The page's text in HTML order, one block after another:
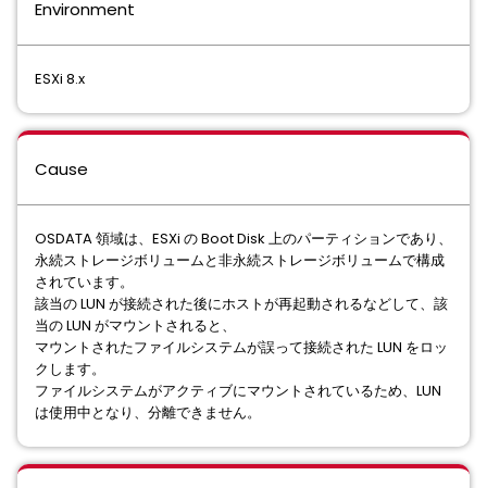
Environment
ESXi 8.x
Cause
OSDATA 領域は、ESXi の Boot Disk 上のパーティションであり、
永続ストレージボリュームと非永続ストレージボリュームで構成
されています。
該当の LUN が接続された後にホストが再起動されるなどして、該
当の LUN がマウントされると、
マウントされたファイルシステムが誤って接続された LUN をロッ
クします。
ファイルシステムがアクティブにマウントされているため、LUN
は使用中となり、分離できません。